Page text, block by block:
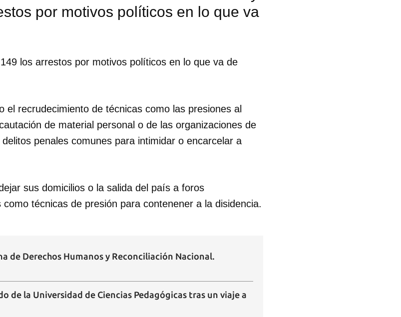
por motivos políticos en lo que va
los arrestos por motivos políticos en lo que va de
el recrudecimiento de técnicas como las presiones al
de material personal o de las organizaciones de
penales comunes para intimidar o encarcelar a
sus domicilios o la salida del país a foros
técnicas de presión para contenener a la disidencia.
de Derechos Humanos y Reconciliación Nacional.
de la Universidad de Ciencias Pedagógicas tras un viaje a